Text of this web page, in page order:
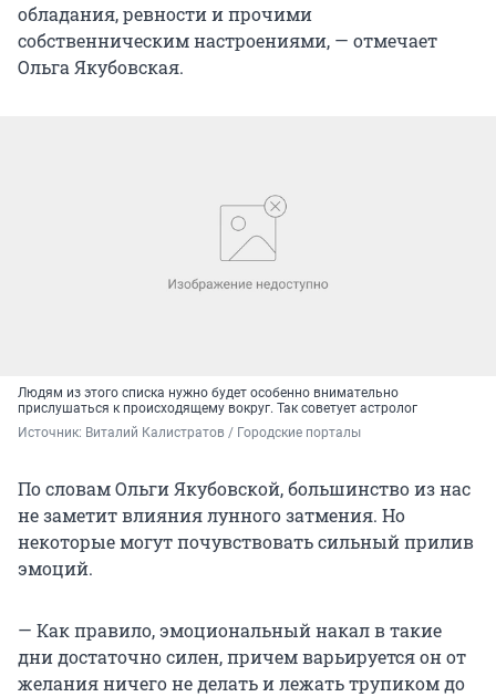
обладания, ревности и прочими
собственническим настроениями, — отмечает
Ольга Якубовская.
Людям из этого списка нужно будет особенно внимательно
прислушаться к происходящему вокруг. Так советует астролог
Источник: Виталий Калистратов / Городские порталы
По словам Ольги Якубовской, большинство из нас
не заметит влияния лунного затмения. Но
некоторые могут почувствовать сильный прилив
эмоций.
— Как правило, эмоциональный накал в такие
дни достаточно силен, причем варьируется он от
желания ничего не делать и лежать трупиком до